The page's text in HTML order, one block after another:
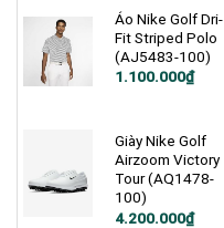
Áo Nike Golf Dri-
Fit Striped Polo
(AJ5483-100)
Giá
1.100.000₫
Giá
1.100.000₫.
Giày Nike Golf
Airzoom Victory
Tour (AQ1478-
100)
Giá
4.200.000₫
Giá